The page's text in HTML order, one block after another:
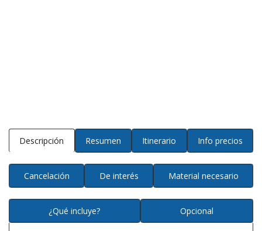
Descripción Resumen Itinerario Info precios
Cancelación De interés Material necesario
¿Qué incluye? Opcional